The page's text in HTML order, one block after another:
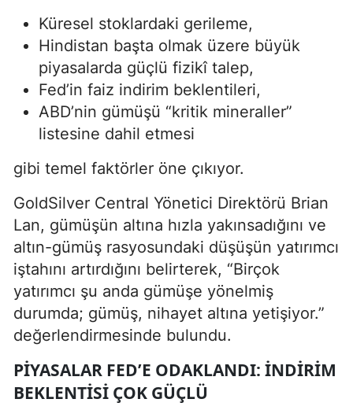
Küresel stoklardaki gerileme,
Hindistan başta olmak üzere büyük
piyasalarda güçlü fizikî talep,
Fed’in faiz indirim beklentileri,
ABD’nin gümüşü “kritik mineraller”
listesine dahil etmesi
gibi temel faktörler öne çıkıyor.
GoldSilver Central Yönetici Direktörü Brian
Lan, gümüşün altına hızla yakınsadığını ve
altın-gümüş rasyosundaki düşüşün yatırımcı
iştahını artırdığını belirterek, “Birçok
yatırımcı şu anda gümüşe yönelmiş
durumda; gümüş, nihayet altına yetişiyor.”
değerlendirmesinde bulundu.
PIYASALAR FED’E ODAKLANDI: İNDIRIM
BEKLENTISI ÇOK GÜÇLÜ